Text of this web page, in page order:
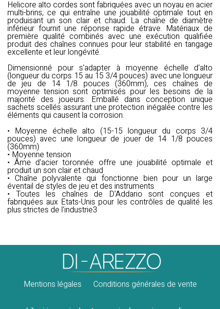
Helicore alto cordes sont fabriquées avec un noyau en acier
multi-brins, ce qui entraîne une jouabilité optimale tout en
produisant un son clair et chaud. La chaîne de diamètre
inférieur fournit une réponse rapide étrave. Matériaux de
première qualité combinés avec une exécution qualifiée
produit des chaînes connues pour leur stabilité en tangage
excellente et leur longévité.
Dimensionné pour s'adapter à moyenne échelle d'alto
(longueur du corps 15 au 15 3/4 pouces) avec une longueur
de jeu de 14 1/8 pouces (360mm), ces chaînes de
moyenne tension sont optimisés pour les besoins de la
majorité des joueurs. Emballé dans conception unique
sachets scellés assurant une protection inégalée contre les
éléments qui causent la corrosion.
• Moyenne échelle alto (15-15 longueur du corps 3/4
pouces) avec une longueur de jouer de 14 1/8 pouces
(360mm)
• Moyenne tension
• Âme d'acier toronnée offre une jouabilité optimale et
produit un son clair et chaud
• Chaîne polyvalente qui fonctionne bien pour un large
éventail de styles de jeu et des instruments
• Toutes les chaînes de D'Addario sont conçues et
fabriquées aux Etats-Unis pour les contrôles de qualité les
plus strictes de l'industrie3
Mentions légales Conditions générales de vente